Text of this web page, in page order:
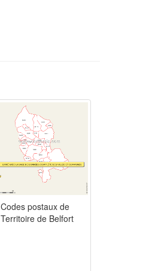
Codes postaux de
Territoire de Belfort